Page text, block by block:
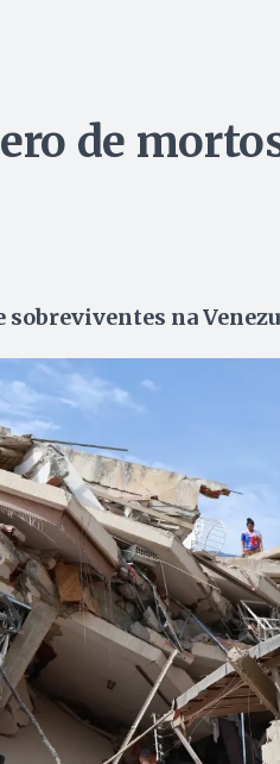
de
sobreviventes na